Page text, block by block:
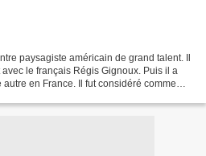
paysagiste américain de grand talent. Il
le français Régis Gignoux. Puis il a
en France. Il fut considéré comme